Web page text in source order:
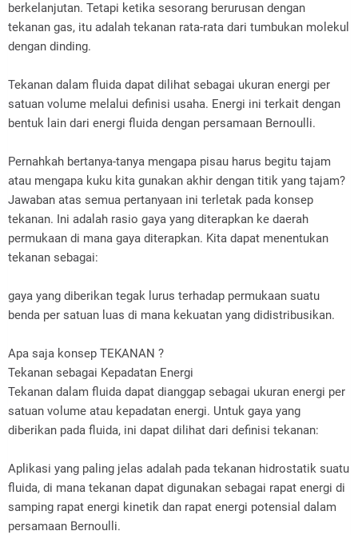
berkelanjutan. Tetapi ketika sesorang berurusan dengan
tekanan gas, itu adalah tekanan rata-rata dari tumbukan molekul
dengan dinding.
Tekanan dalam fluida dapat dilihat sebagai ukuran energi per
satuan volume melalui definisi usaha. Energi ini terkait dengan
bentuk lain dari energi fluida dengan persamaan Bernoulli.
Pernahkah bertanya-tanya mengapa pisau harus begitu tajam
atau mengapa kuku kita gunakan akhir dengan titik yang tajam?
Jawaban atas semua pertanyaan ini terletak pada konsep
tekanan. Ini adalah rasio gaya yang diterapkan ke daerah
permukaan di mana gaya diterapkan. Kita dapat menentukan
tekanan sebagai:
gaya yang diberikan tegak lurus terhadap permukaan suatu
benda per satuan luas di mana kekuatan yang didistribusikan.
Apa saja konsep TEKANAN ?
Tekanan sebagai Kepadatan Energi
Tekanan dalam fluida dapat dianggap sebagai ukuran energi per
satuan volume atau kepadatan energi. Untuk gaya yang
diberikan pada fluida, ini dapat dilihat dari definisi tekanan:
Aplikasi yang paling jelas adalah pada tekanan hidrostatik suatu
fluida, di mana tekanan dapat digunakan sebagai rapat energi di
samping rapat energi kinetik dan rapat energi potensial dalam
persamaan Bernoulli.